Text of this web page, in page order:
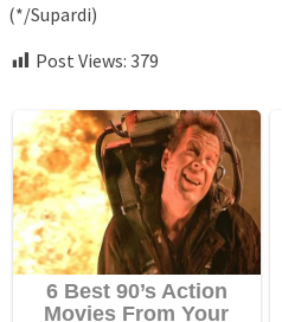
(*/Supardi)
Post Views: 379